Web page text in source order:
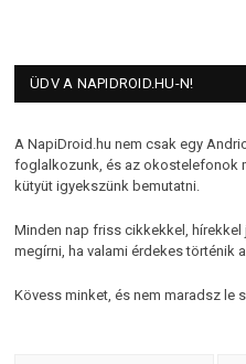
ÜDV A NAPIDROID.HU-N!
A NapiDroid.hu nem csak egy
foglalkozunk, és az okostelefonok
kütyüt igyekszünk bemutatni.
Minden nap friss cikkekkel,
megírni, ha valami érdekes történik
Kövess minket, és nem maradsz le